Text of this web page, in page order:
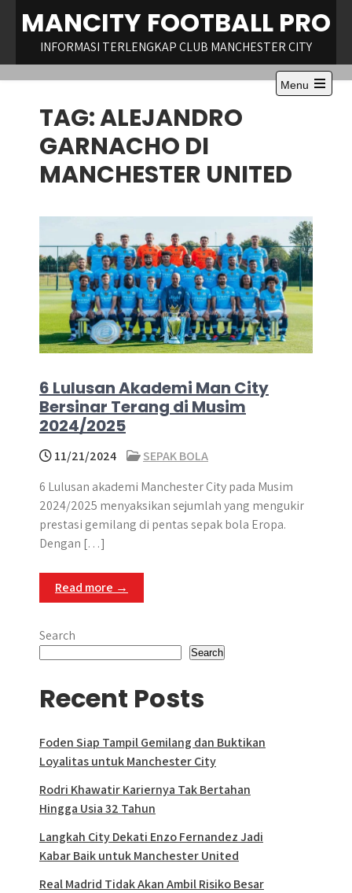
content
MANCITY FOOTBALL PRO
INFORMASI TERLENGKAP CLUB MANCHESTER CITY
Menu
Open
TAG:ALEJANDRO
GARNACHO DI
MANCHESTER UNITED
6 Lulusan Akademi Man City
Bersinar Terang di Musim
2024/2025
11/21/2024
SEPAK BOLA
6 Lulusan akademi Manchester City pada Musim
2024/2025 menyaksikan sejumlah yang mengukir
prestasi gemilang di pentas sepak bola Eropa.
Dengan […]
Read more →
Search
Search
Recent Posts
Foden Siap Tampil Gemilang dan Buktikan
Loyalitas untuk Manchester City
Rodri Khawatir Kariernya Tak Bertahan
Hingga Usia 32 Tahun
Langkah City Dekati Enzo Fernandez Jadi
Kabar Baik untuk Manchester United
Real Madrid Tidak Akan Ambil Risiko Besar